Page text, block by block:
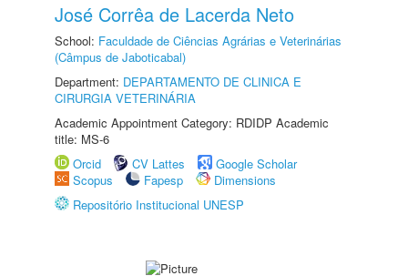
José Corrêa de Lacerda Neto
School: Faculdade de Ciências Agrárias e Veterinárias
(Câmpus de Jaboticabal)
Department: DEPARTAMENTO DE CLINICA E
CIRURGIA VETERINÁRIA
Academic Appointment Category: RDIDP Academic
title: MS-6
Orcid
CV Lattes
Google Scholar
Scopus
Fapesp
Dimensions
Repositório Institucional UNESP